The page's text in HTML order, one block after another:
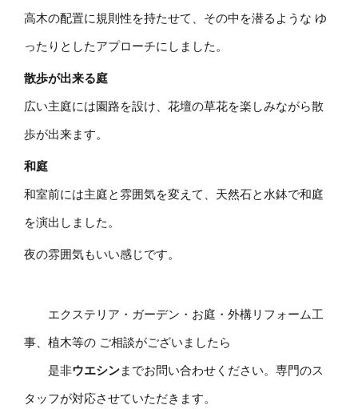
高木の配置に規則性を持たせて、その中を潜るような ゆ
ったりとしたアプローチにしました。
散歩が出来る庭
広い主庭には園路を設け、花壇の草花を楽しみながら散
歩が出来ます。
和庭
和室前には主庭と雰囲気を変えて、天然石と水鉢で和庭
を演出しました。
夜の雰囲気もいい感じです。
エクステリア・ガーデン・お庭・外構リフォーム工
事、植木等の ご相談がございましたら
是非ウエシンまでお問い合わせください。専門のス
タッフが対応させていただきます。